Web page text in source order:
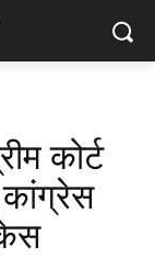
कोर्ट
कांग्रेस